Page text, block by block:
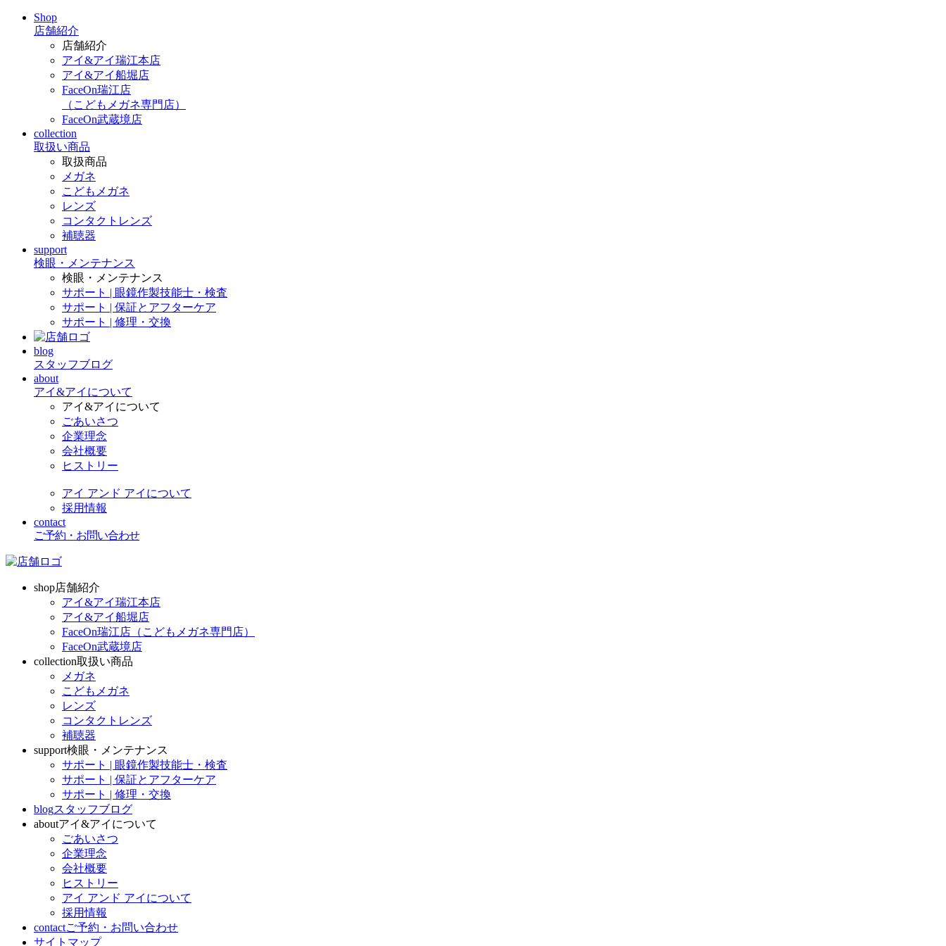
Shop
店舗紹介
店舗紹介
アイ&アイ瑞江本店
アイ&アイ船堀店
FaceOn瑞江店
（こどもメガネ専門店）
FaceOn武蔵境店
collection
取扱い商品
取扱商品
メガネ
こどもメガネ
レンズ
コンタクトレンズ
補聴器
support
検眼・メンテナンス
検眼・メンテナンス
サポート | 眼鏡作製技能士・検査
サポート | 保証とアフターケア
サポート | 修理・交換
blog
スタッフブログ
about
アイ&アイについて
アイ&アイについて
ごあいさつ
企業理念
会社概要
ヒストリー
アイ アンド アイについて
採用情報
contact
ご予約・お問い合わせ
shop店舗紹介
アイ&アイ瑞江本店
アイ&アイ船堀店
FaceOn瑞江店（こどもメガネ専門店）
FaceOn武蔵境店
collection取扱い商品
メガネ
こどもメガネ
レンズ
コンタクトレンズ
補聴器
support検眼・メンテナンス
サポート | 眼鏡作製技能士・検査
サポート | 保証とアフターケア
サポート | 修理・交換
blogスタッフブログ
aboutアイ&アイについて
ごあいさつ
企業理念
会社概要
ヒストリー
アイ アンド アイについて
採用情報
contactご予約・お問い合わせ
サイトマップ